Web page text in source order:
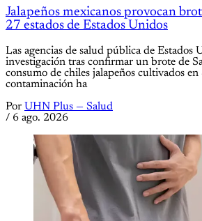
Jalapeños mexicanos provocan
27 estados de Estados Unidos
Las agencias de salud pública de Estados
investigación tras confirmar un brote de
consumo de chiles jalapeños cultivados
contaminación ha
Por UHN Plus — Salud
/ 6 ago. 2026